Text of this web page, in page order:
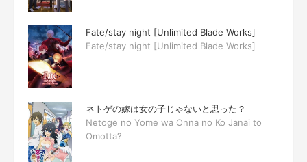
Fate/stay night [Unlimited Blade Works]
Fate/stay night [Unlimited Blade Works]
ネトゲの嫁は女の子じゃないと思った？
Netoge no Yome wa Onna no Ko Janai to
Omotta?